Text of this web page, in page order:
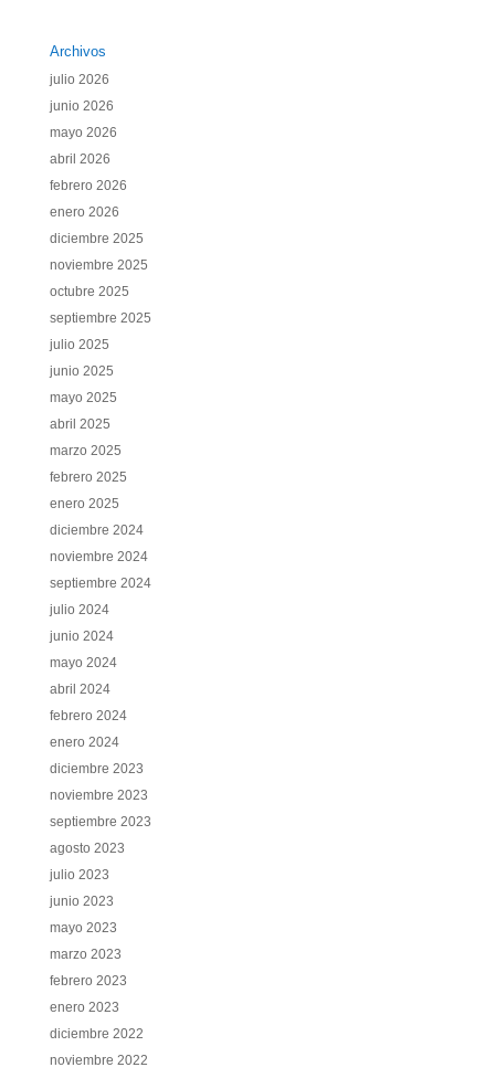
Archivos
julio 2026
junio 2026
mayo 2026
abril 2026
febrero 2026
enero 2026
diciembre 2025
noviembre 2025
octubre 2025
septiembre 2025
julio 2025
junio 2025
mayo 2025
abril 2025
marzo 2025
febrero 2025
enero 2025
diciembre 2024
noviembre 2024
septiembre 2024
julio 2024
junio 2024
mayo 2024
abril 2024
febrero 2024
enero 2024
diciembre 2023
noviembre 2023
septiembre 2023
agosto 2023
julio 2023
junio 2023
mayo 2023
marzo 2023
febrero 2023
enero 2023
diciembre 2022
noviembre 2022